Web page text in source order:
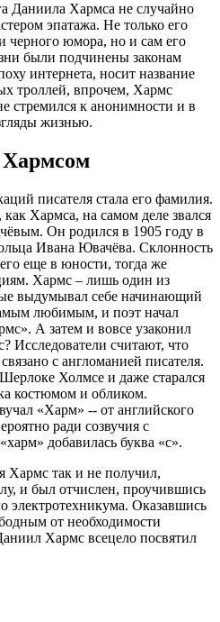
Даниила Хармса не случайно
эпатажа. Не только его
черного юмора, но и сам его
были подчинены законам
интернета, носит название
троллей, впрочем, Хармс
стремился к анонимности и в
жизнью.
писателя стала его фамилия.
Хармса, на самом деле звался
Он родился в 1905 году в
Ивана Ювачёва. Склонность
еще в юности, тогда же
Хармс – лишь один из
выдумывал себе начинающий
любимым, и поэт начал
А затем и вовсе узаконил
Исследователи считают, что
с англоманией писателя.
Холмсе и даже старался
костюмом и обликом.
«Харм» -- от английского
ради созвучия с
добавилась буква «с».
Хармс так и не получил,
и был отчислен, проучившись
электротехникума. Оказавшись
от необходимости
Хармс всецело посвятил